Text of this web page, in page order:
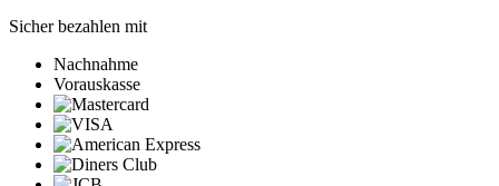
Sicher bezahlen mit
Nachnahme
Vorauskasse